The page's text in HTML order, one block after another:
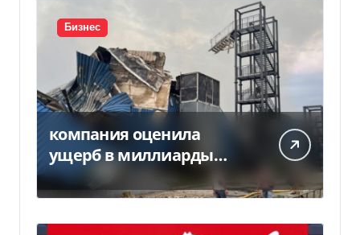
Бизнес
компания оценила
ущерб в миллиарды
гривен